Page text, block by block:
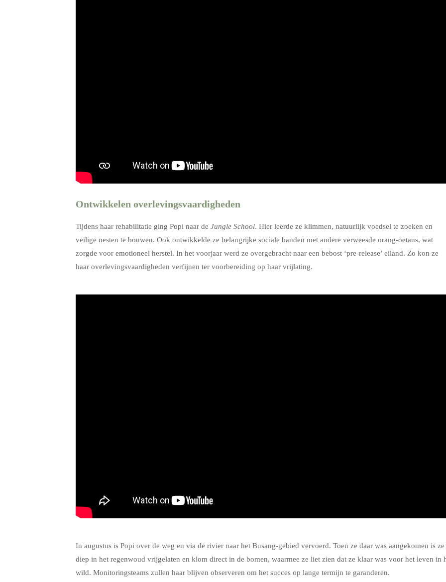
Ontwikkelen overlevingsvaardigheden
Tijdens haar rehabilitatie ging Popi naar de Jungle School. Hier leerde ze klimmen, natuurlijk voedsel te zoeken en
veilige nesten te bouwen. Ook ontwikkelde ze belangrijke sociale banden met andere verweesde orang-oetans, wat
zorgde voor emotioneel herstel. In het voorjaar werd ze overgebracht naar een bebost ‘pre-release’ eiland. Zo kon ze
haar overlevingsvaardigheden verfijnen ter voorbereiding op haar vrijlating.
In augustus is Popi over de weg en via de rivier naar het Busang-gebied vervoerd. Toen ze daar was aangekomen is ze
diep in het regenwoud vrijgelaten en klom direct in de bomen, waarmee ze liet zien dat ze klaar was voor het leven in
wild. Monitoringsteams zullen haar blijven observeren om het succes op lange termijn te garanderen.